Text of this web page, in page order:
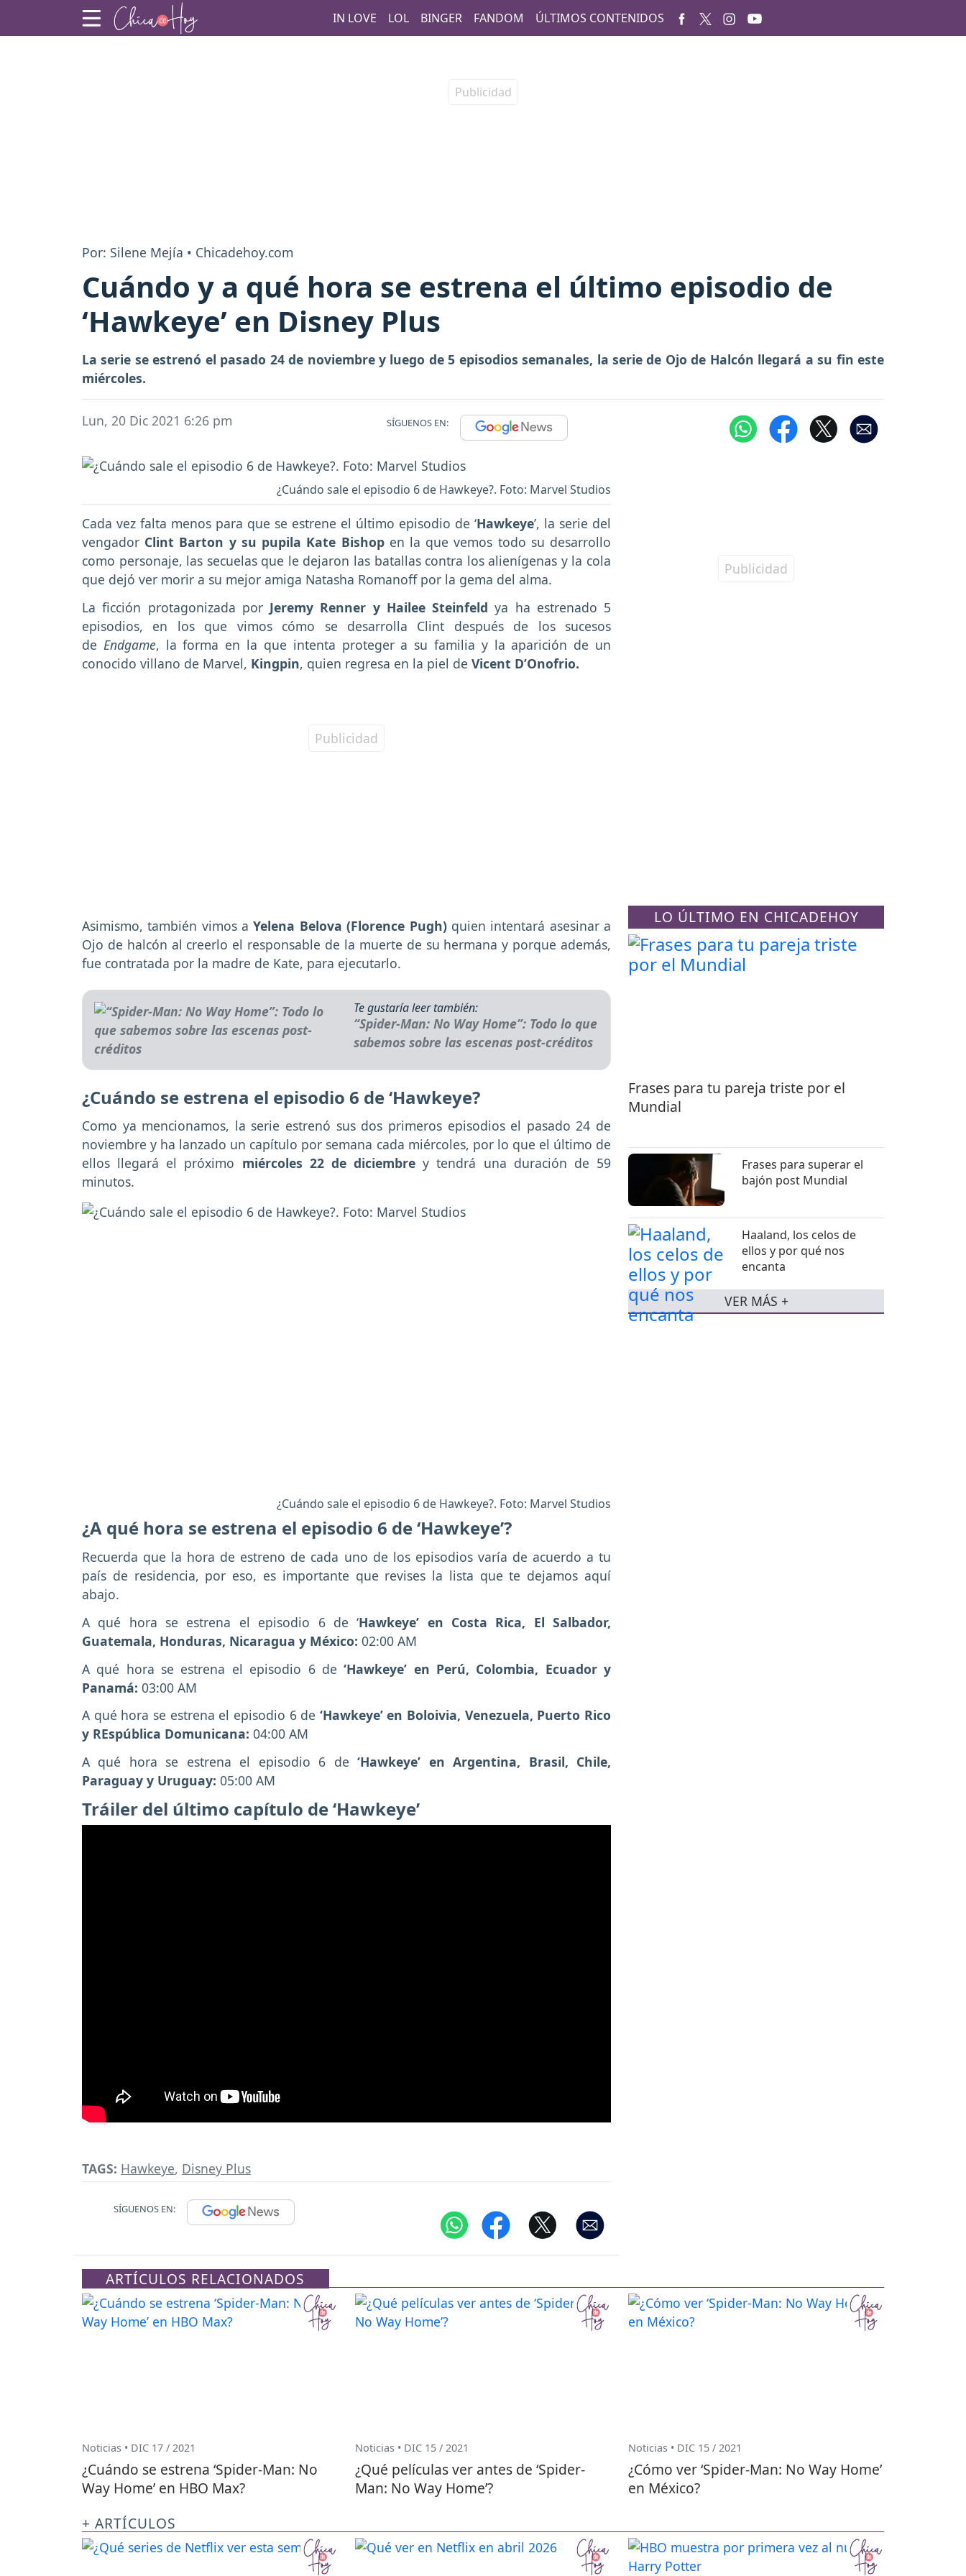
IN LOVE LOL BINGER FANDOM ÚLTIMOS CONTENIDOS
Por: Silene Mejía • Chicadehoy.com
Cuándo y a qué hora se estrena el último episodio de
‘Hawkeye’ en Disney Plus
La serie se estrenó el pasado 24 de noviembre y luego de 5 episodios semanales, la serie de Ojo de Halcón llegará a su fin este
miércoles.
Lun, 20 Dic 2021 6:26 pm SÍGUENOS EN:
¿Cuándo sale el episodio 6 de Hawkeye?. Foto: Marvel Studios
Cada vez falta menos para que se estrene el último episodio de ‘Hawkeye’, la serie del
vengador Clint Barton y su pupila Kate Bishopen la que vemos todo su desarrollo
como personaje, las secuelas que le dejaron las batallas contra los alienígenas y la cola
que dejó ver morir a su mejor amiga Natasha Romanoff por la gema del alma.
La ficción protagonizada por Jeremy Renner y Hailee Steinfeld ya ha estrenado 5
episodios, en los que vimos cómo se desarrolla Clint después de los sucesos
de Endgame, la forma en la que intenta proteger a su familia y la aparición de un
conocido villano de Marvel, Kingpin, quien regresa en la piel de Vicent D’Onofrio.
Asimismo, también vimos aYelena Belova (Florence Pugh)quien intentará asesinar a
Ojo de halcón al creerlo el responsable de la muerte de su hermana y porque además,
fue contratada por la madre de Kate, para ejecutarlo.
Te gustaría leer también:
“Spider-Man: No Way Home”: Todo lo que
sabemos sobre las escenas post-créditos
¿Cuándo se estrena el episodio 6 de ‘Hawkeye?
Como ya mencionamos, la serie estrenó sus dos primeros episodios el pasado 24 de
noviembre y ha lanzado un capítulo por semana cada miércoles, por lo que el último de
ellos llegará el próximo miércoles 22 de diciembre y tendrá una duración de 59
minutos.
¿Cuándo sale el episodio 6 de Hawkeye?. Foto: Marvel Studios
¿A qué hora se estrena el episodio 6 de ‘Hawkeye’?
Recuerda que la hora de estreno de cada uno de los episodios varía de acuerdo a tu
país de residencia, por eso, es importante que revises la lista que te dejamos aquí
abajo.
A qué hora se estrena el episodio 6 de ‘Hawkeye’ en Costa Rica, El Salbador,
Guatemala, Honduras, Nicaragua y México: 02:00 AM
A qué hora se estrena el episodio 6 de‘Hawkeye’ en Perú, Colombia, Ecuador y
Panamá: 03:00 AM
A qué hora se estrena el episodio 6 de ‘Hawkeye’ en Boloivia, Venezuela, Puerto Rico
y REspública Domunicana: 04:00 AM
A qué hora se estrena el episodio 6 de ‘Hawkeye’ en Argentina, Brasil, Chile,
Paraguay y Uruguay: 05:00 AM
Tráiler del último capítulo de ‘Hawkeye’
TAGS: Hawkeye, Disney Plus
SÍGUENOS EN:
LO ÚLTIMO EN CHICADEHOY
Frases para tu pareja triste por el
Mundial
Frases para superar el
bajón post Mundial
Haaland, los celos de
ellos y por qué nos
encanta
VER MÁS +
ARTÍCULOS RELACIONADOS
Noticias • DIC 17 / 2021
¿Cuándo se estrena ‘Spider-Man: No
Way Home’ en HBO Max?
Noticias • DIC 15 / 2021
¿Qué películas ver antes de ‘Spider-
Man: No Way Home’?
Noticias • DIC 15 / 2021
¿Cómo ver ‘Spider-Man: No Way Home’
en México?
+ ARTÍCULOS